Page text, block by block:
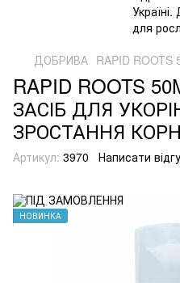
ДОБРИВА RAPID
RAPID ROOTS
ЗАСІБ ДЛЯ
ЗРОСТАННЯ
Артикул: 3970 Написати
НОВИНКА